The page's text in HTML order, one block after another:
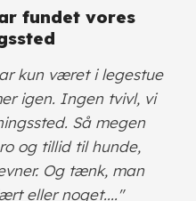
fundet vores
kun været i legestue
igen. Ingen tvivl, vi
Så megen
og tillid til hunde,
Og tænk, man
eller noget...."